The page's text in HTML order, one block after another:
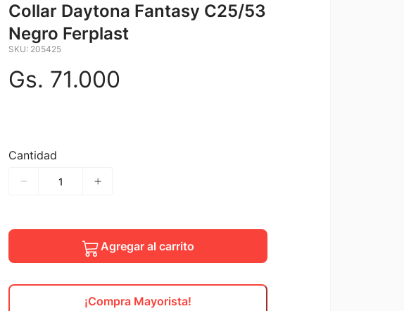
Collar Daytona Fantasy C25/53
Negro Ferplast
SKU: 205425
Gs. 71.000
Cantidad
Agregar al carrito
¡Compra Mayorista!